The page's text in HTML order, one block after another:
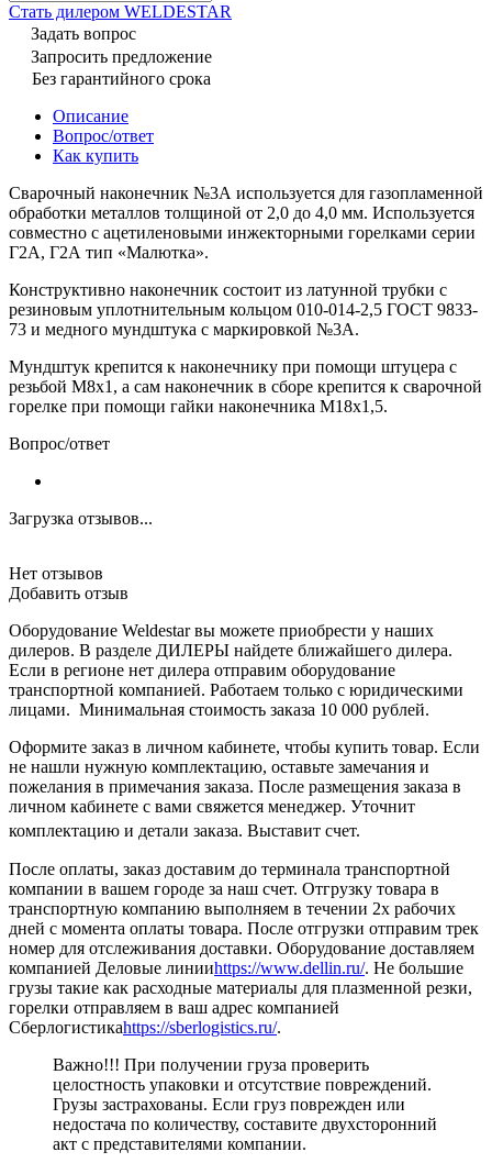
Cтать дилером WELDESTAR
Задать вопрос
Запросить предложение
Без гарантийного срока
Описание
Вопрос/ответ
Как купить
Сварочный наконечник №3А используется для газопламенной
обработки металлов толщиной от 2,0 до 4,0 мм. Используется
совместно с ацетиленовыми инжекторными горелками серии
Г2А, Г2А тип «Малютка».
Конструктивно наконечник состоит из латунной трубки с
резиновым уплотнительным кольцом 010-014-2,5 ГОСТ 9833-
73 и медного мундштука с маркировкой №3А.
Мундштук крепится к наконечнику при помощи штуцера с
резьбой М8х1, а сам наконечник в сборе крепится к сварочной
горелке при помощи гайки наконечника M18х1,5.
Вопрос/ответ
Загрузка отзывов...
Нет отзывов
Добавить отзыв
Оборудование Weldestar вы можете приобрести у наших
дилеров. В разделе ДИЛЕРЫ найдете ближайшего дилера.
Если в регионе нет дилера отправим оборудование
транспортной компанией. Работаем только с юридическими
лицами. Минимальная стоимость заказа 10 000 рублей.
Оформите заказ в личном кабинете, чтобы купить товар. Если
не нашли нужную комплектацию, оставьте замечания и
пожелания в примечания заказа. После размещения заказа в
личном кабинете с вами свяжется менеджер. Уточнит
комплектацию и детали заказа. Выставит счет.
После оплаты, заказ доставим до терминала транспортной
компании в вашем городе за наш счет. Отгрузку товара в
транспортную компанию выполняем в течении 2х рабочих
дней с момента оплаты товара. После отгрузки отправим трек
номер для отслеживания доставки. Оборудование доставляем
компанией Деловые линииhttps://www.dellin.ru/. Не большие
грузы такие как расходные материалы для плазменной резки,
горелки отправляем в ваш адрес компанией
Сберлогистикаhttps://sberlogistics.ru/.
Важно!!! При получении груза проверить
целостность упаковки и отсутствие повреждений.
Грузы застрахованы. Если груз поврежден или
недостача по количеству, составите двухсторонний
акт с представителями компании.